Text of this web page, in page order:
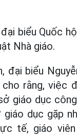
biểu Quốc
Nhà giáo.
đại biểu
rằng, việc
giáo dục
dục gặp
tế, giáo viên